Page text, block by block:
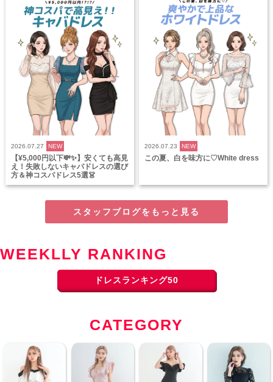
2026.07.27 NEW
【¥5,000円以下💸✨】安くても高見
え！失敗しないキャバドレスの選び
方＆神コスパドレス5選👗
2026.07.23 NEW
この夏、白を味方に♡White dress
スタッフブログをもっと見る
WEEKLLY RANKING
ドレスランキング50
CATEGORY